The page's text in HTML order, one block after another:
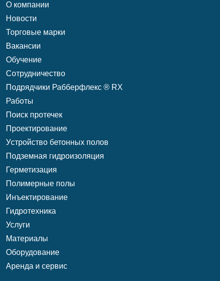
О компании
Новости
Торговые марки
Вакансии
Обучение
Сотрудничество
Подрядчики Рабберфлекс ® RX
Работы
Поиск протечек
Проектирование
Уcтройство бетонных полов
Подземная гидроизоляция
Герметизация
Полимерные полы
Инъектирование
Гидротехника
Услуги
Материалы
Оборудование
Аренда и сервис